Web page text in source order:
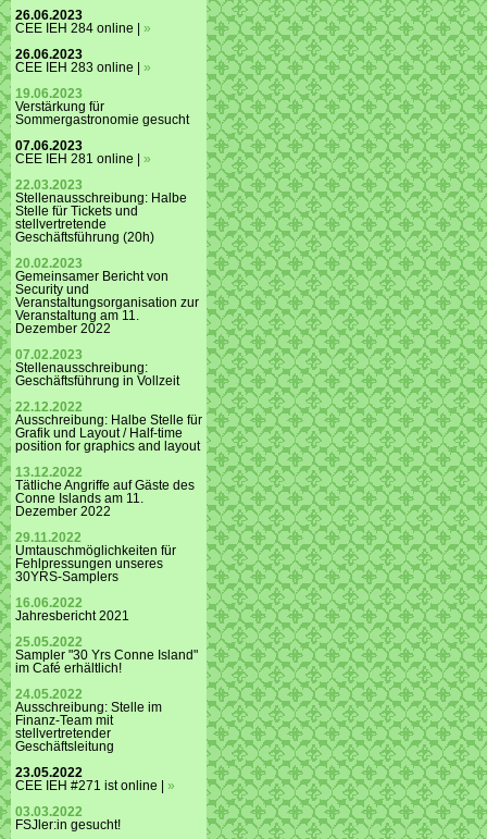
26.06.2023
CEE IEH 284 online | »
26.06.2023
CEE IEH 283 online | »
19.06.2023
Verstärkung für
Sommergastronomie gesucht
07.06.2023
CEE IEH 281 online | »
22.03.2023
Stellenausschreibung: Halbe
Stelle für Tickets und
stellvertretende
Geschäftsführung (20h)
20.02.2023
Gemeinsamer Bericht von
Security und
Veranstaltungsorganisation zur
Veranstaltung am 11.
Dezember 2022
07.02.2023
Stellenausschreibung:
Geschäftsführung in Vollzeit
22.12.2022
Ausschreibung: Halbe Stelle für
Grafik und Layout / Half-time
position for graphics and layout
13.12.2022
Tätliche Angriffe auf Gäste des
Conne Islands am 11.
Dezember 2022
29.11.2022
Umtauschmöglichkeiten für
Fehlpressungen unseres
30YRS-Samplers
16.06.2022
Jahresbericht 2021
25.05.2022
Sampler "30 Yrs Conne Island"
im Café erhältlich!
24.05.2022
Ausschreibung: Stelle im
Finanz-Team mit
stellvertretender
Geschäftsleitung
23.05.2022
CEE IEH #271 ist online | »
03.03.2022
FSJler:in gesucht!